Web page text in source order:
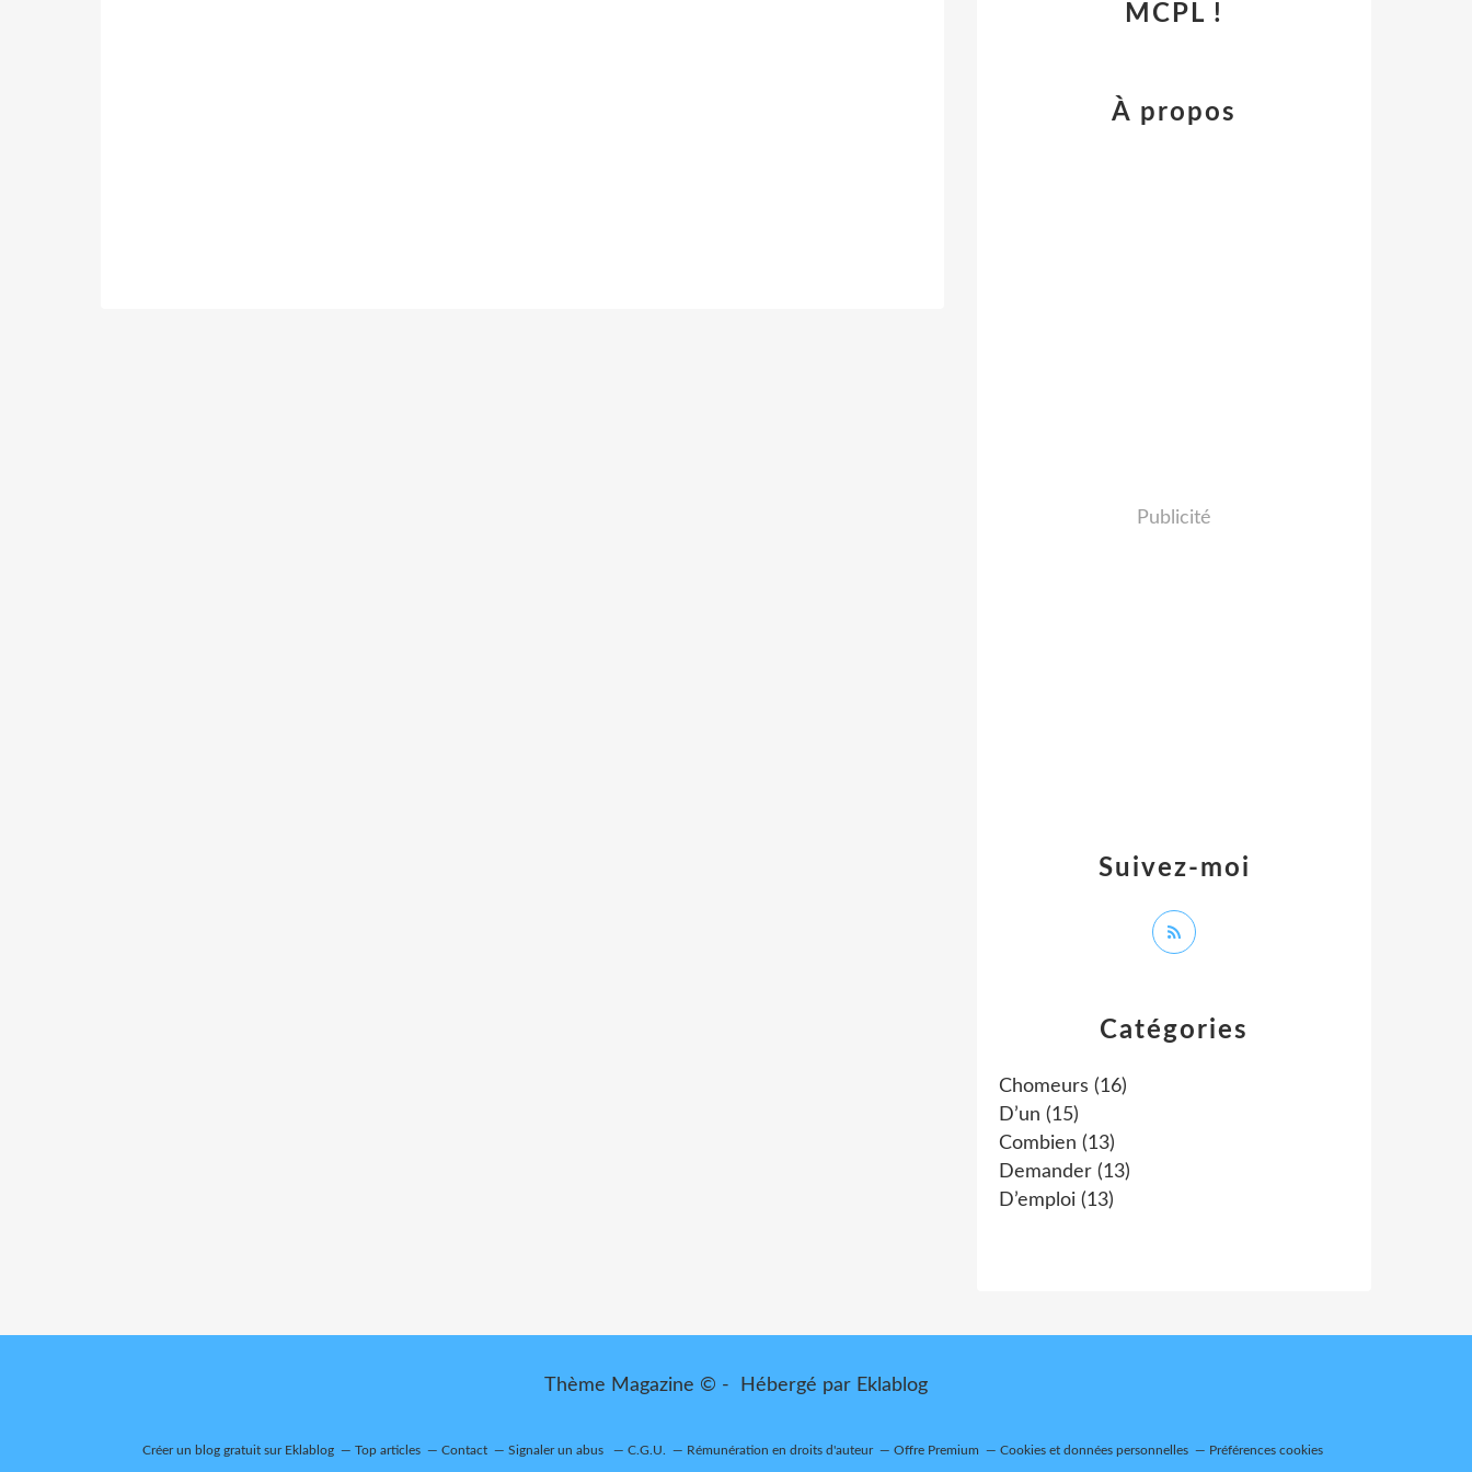
Catégories
Chomeurs (16)
D’un (15)
Combien (13)
Demander (13)
D’emploi (13)
MCPL !
Suivez-moi
À propos
Publicité
Thème Magazine © - Hébergé par Eklablog
Créer un blog gratuit sur Eklablog Top articles Contact Signaler un abus C.G.U. Rémunération en droits d'auteur Offre Premium Cookies et données personnelles Préférences cookies